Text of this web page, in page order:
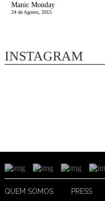
Manic Monday
24 de Agosto, 2015
INSTAGRAM
QUEM SOMOS PRESS